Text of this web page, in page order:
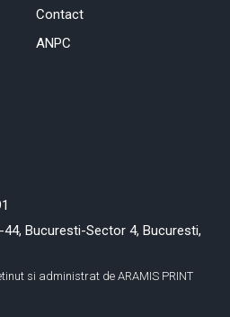
Contact
ANPC
44, Bucuresti-Sector 4, Bucuresti,
si administrat de ARAMIS PRINT